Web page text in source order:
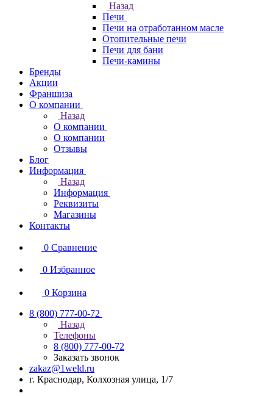
Назад
Печи
Печи на отработанном масле
Отопительные печи
Печи для бани
Печи-камины
Бренды
Акции
Франшиза
О компании
Назад
О компании
О компании
Отзывы
Блог
Информация
Назад
Информация
Реквизиты
Магазины
Контакты
0 Сравнение
0 Избранное
0 Корзина
8 (800) 777-00-72
Назад
Телефоны
8 (800) 777-00-72
Заказать звонок
zakaz@1weld.ru
г. Краснодар, Колхозная улица, 1/7